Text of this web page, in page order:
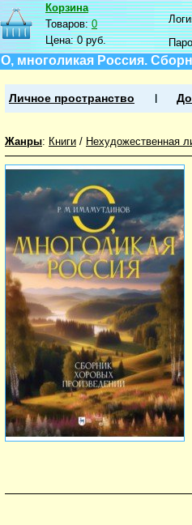
Корзина
Товаров:0
Цена:0 руб.
О, многоликая Россия.
Личное пространство
Жанры: Книги / Нехудожественная